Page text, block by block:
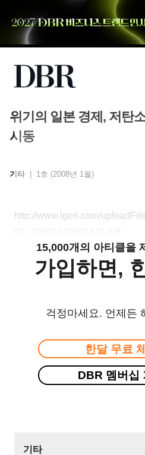
위기의 일본 경제, 저탄
시동
기타 1호 (2008년 1월)
http://www.lgeri.com/
15,000개의 아티클을
가입하면,
걱정마세요. 언제든
한달 무료
DBR 멤버십
기타